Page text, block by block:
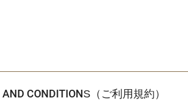
CONDITIONS（ご利用規約）